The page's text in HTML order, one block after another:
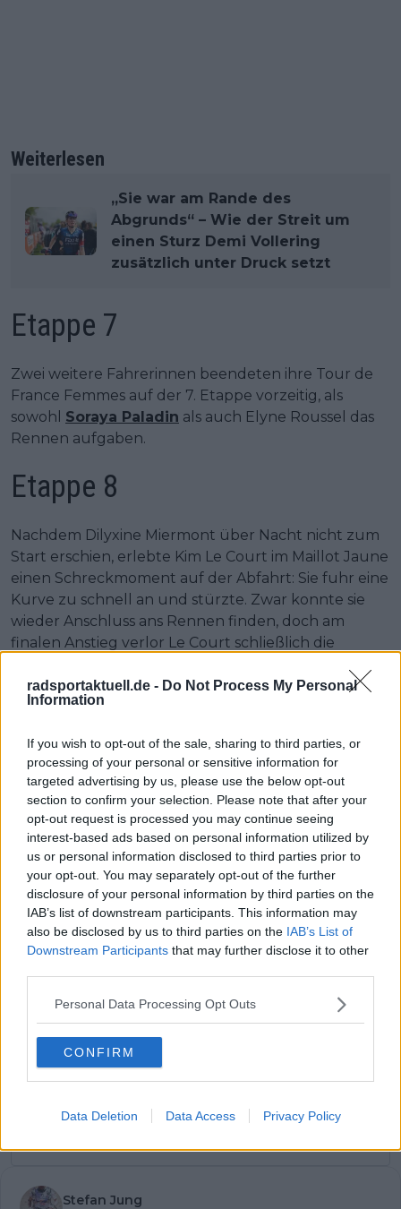
radsportaktuell.de - Do Not Process My Personal
Information
If you wish to opt-out of the sale, sharing to third parties, or
processing of your personal or sensitive information for
targeted advertising by us, please use the below opt-out
section to confirm your selection. Please note that after your
opt-out request is processed you may continue seeing
interest-based ads based on personal information utilized by
us or personal information disclosed to third parties prior to
your opt-out. You may separately opt-out of the further
disclosure of your personal information by third parties on the
IAB’s list of downstream participants. This information may
also be disclosed by us to third parties on the IAB’s List of
Downstream Participants that may further disclose it to other
Personal Data Processing Opt Outs
CONFIRM
Data Deletion Data Access Privacy Policy
Weiterlesen
„Sie war am Rande des
Abgrunds“ – Wie der Streit um
einen Sturz Demi Vollering
zusätzlich unter Druck setzt
Etappe 7
Zwei weitere Fahrerinnen beendeten ihre Tour de
France Femmes auf der 7. Etappe vorzeitig, als
sowohl Soraya Paladin als auch Elyne Roussel das
Rennen aufgaben.
Etappe 8
Nachdem Dilyxine Miermont über Nacht nicht zum
Start erschien, erlebte Kim Le Court im Maillot Jaune
einen Schreckmoment auf der Abfahrt: Sie fuhr eine
Kurve zu schnell an und stürzte. Zwar konnte sie
wieder Anschluss ans Rennen finden, doch am
finalen Anstieg verlor Le Court schließlich die
Etappe 9
Chloe Dygert und Brodie Chapman waren am
letzten Tag nicht am Start, bevor Gladys Verhulst-
Wild und Alba Teruel kurz vor dem Ziel auf
schmerzhafte Weise das Ende ihres Rennens
erleben mussten.
Jetzt kostenlos den RadsportAktuell-
Newsletter abonnieren!
Nachdem du auf „Abonnieren“ geklickt hast,
Ordner – überprüfe ihn daher bitte ebenfalls.
Alle wichtigen News, Ergebnisse und
Rennvorschauen – täglich kompakt per E-
Mail.
Stefan Jung